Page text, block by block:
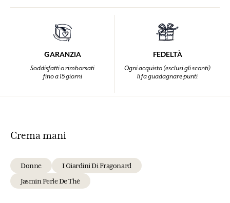
GARANZIA
Soddisfatti o rimborsati
fino a 15 giorni
FEDELTÀ
Ogni acquisto (esclusi gli sconti)
li fa guadagnare punti
Crema mani
Donne
I Giardini Di Fragonard
Jasmin Perle De Thé